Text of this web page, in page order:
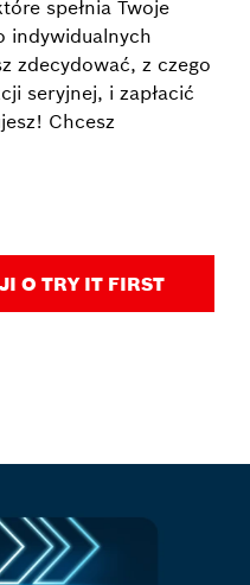
spełnia Twoje
indywidualnych
zdecydować, z czego
seryjnej, i zapłacić
Chcesz
O TRY IT FIRST